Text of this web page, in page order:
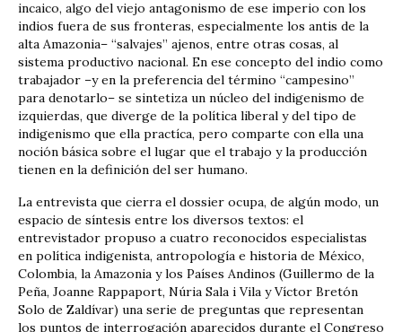
incaico, algo del viejo antagonismo de ese imperio con los
indios fuera de sus fronteras, especialmente los antis de la
alta Amazonia– “salvajes” ajenos, entre otras cosas, al
sistema productivo nacional. En ese concepto del indio como
trabajador –y en la preferencia del término “campesino”
para denotarlo– se sintetiza un núcleo del indigenismo de
izquierdas, que diverge de la política liberal y del tipo de
indigenismo que ella practíca, pero comparte con ella una
noción básica sobre el lugar que el trabajo y la producción
tienen en la definición del ser humano.
La entrevista que cierra el dossier ocupa, de algún modo, un
espacio de síntesis entre los diversos textos: el
entrevistador propuso a cuatro reconocidos especialistas
en política indigenista, antropología e historia de México,
Colombia, la Amazonia y los Países Andinos (Guillermo de la
Peña, Joanne Rappaport, Núria Sala i Vila y Víctor Bretón
Solo de Zaldívar) una serie de preguntas que representan
los puntos de interrogación aparecidos durante el Congreso